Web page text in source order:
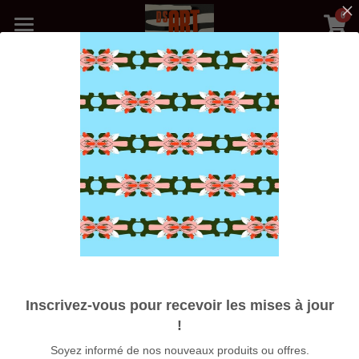
0
Accueil
Boutique
Médias
Nos Artistes
Rechercher
Précédent
×
LES CATÉGORIES DE LA BOUTIQUE
Toutes les catégories
Inscrivez-vous pour recevoir les mises à jour
!
Soyez informé de nos nouveaux produits ou offres.